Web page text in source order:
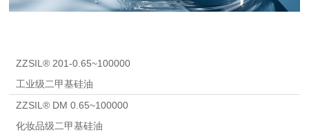
ZZSIL® 201-0.65~100000
工业级二甲基硅油
ZZSIL® DM 0.65~100000
化妆品级二甲基硅油